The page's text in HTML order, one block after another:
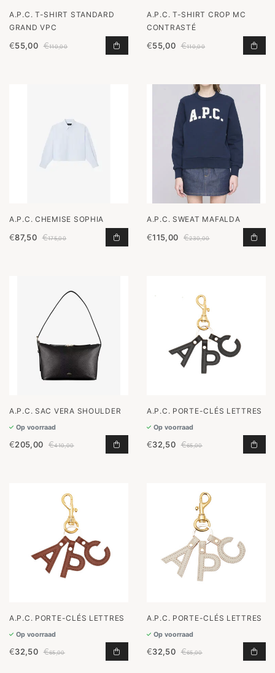
A.P.C. T-SHIRT STANDARD
GRAND VPC
€55,00 €110,00 T-SHIRT STANDARD GRAND VPC
A.P.C. T-SHIRT CROP MC
CONTRASTÉ
€55,00 €110,00
A.P.C. CHEMISE SOPHIA
€87,50 €175,00 CHEMISE SOPHIA TOEVOEGEN AAN
A.P.C. SWEAT MAFALDA
€115,00 €230,00
A.P.C. SAC VERA SHOULDER
Op voorraad
€205,00 €410,00 SAC VERA SHOULDER TOEVOEGEN
A.P.C. PORTE-CLÉS LETTRES
Op voorraad
€32,50 €65,00
A.P.C. PORTE-CLÉS LETTRES
Op voorraad
€32,50 €65,00 PORTE-CLÉS LETTRES TOEVOEGEN
A.P.C. PORTE-CLÉS LETTRES
Op voorraad
€32,50 €65,00